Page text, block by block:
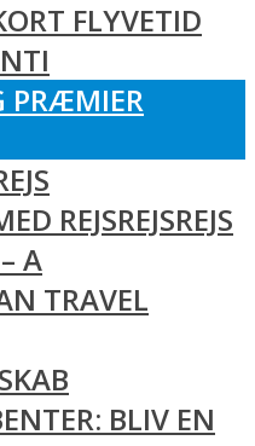
FLYVETID
PRÆMIER
REJSREJSREJS
A
TRAVEL
BLIV EN